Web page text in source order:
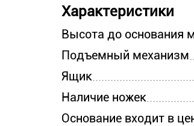
Характеристики
Высота до основания
Подъемный механизм
Ящик
Наличие ножек
Основание входит в